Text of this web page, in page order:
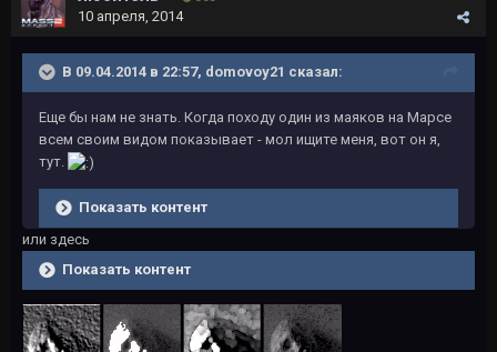
10 апреля, 2014
В 09.04.2014 в 22:57, domovoy21 сказал:
Еще бы нам не знать. Когда походу один из маяков на Марсе
всем своим видом показывает - мол ищите меня, вот он я,
тут.
Показать контент
или здесь
Показать контент